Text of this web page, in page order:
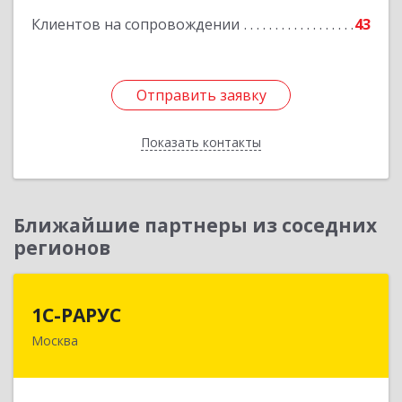
Клиентов на сопровождении 43
Отправить заявку
Показать контакты
Отправить заявку
Назад
Ближайшие партнеры из соседних
регионов
1С-РАРУС
Москва127434, Москва г, Дмитровское ш, дом № 9Б